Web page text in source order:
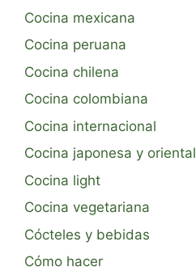
Cocina mexicana
Cocina peruana
Cocina chilena
Cocina colombiana
Cocina internacional
Cocina japonesa y oriental
Cocina light
Cocina vegetariana
Cócteles y bebidas
Cómo hacer